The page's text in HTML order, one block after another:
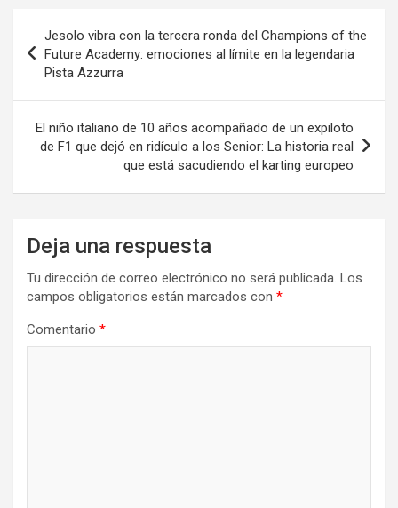
de
entradas
Jesolo vibra con la tercera ronda del Champions of the
Future Academy: emociones al límite en la legendaria
Pista Azzurra
El niño italiano de 10 años acompañado de un expiloto
de F1 que dejó en ridículo a los Senior: La historia real
que está sacudiendo el karting europeo
Deja una respuesta
Tu dirección de correo electrónico no será publicada. Los
campos obligatorios están marcados con *
Comentario *